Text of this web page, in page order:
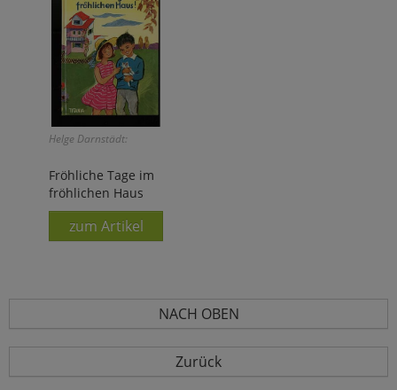
Helge Darnstädt:
Fröhliche Tage im
fröhlichen Haus
zum Artikel
NACH OBEN
Zurück